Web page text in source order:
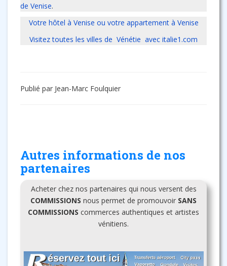
de Venise.
Votre hôtel à Venise ou votre appartement à Venise
Visitez toutes les villes de Vénétie avec italie1.com
Publié par Jean-Marc Foulquier
Autres informations de nos
partenaires
Acheter chez nos partenaires qui nous versent des
COMMISSIONS nous permet de promouvoir SANS
COMMISSIONS commerces authentiques et artistes
vénitiens.